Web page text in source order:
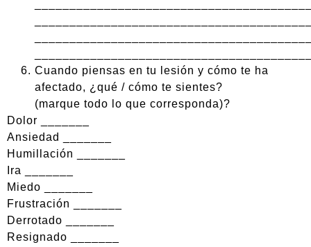
Cuando piensas en tu lesión y cómo te ha
afectado, ¿qué / cómo te sientes?
(marque todo lo que corresponda)?
Dolor _______
Ansiedad _______
Humillación _______
Ira _______
Miedo _______
Frustración _______
Derrotado _______
Resignado _______